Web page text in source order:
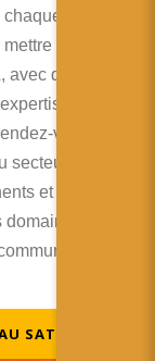
année
en lumière
des
Cette
vous
leur
et innovants
et
SATIS 2024